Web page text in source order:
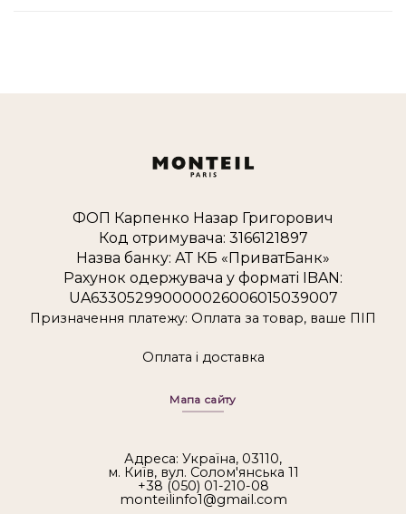
ФОП Карпенко Назар Григорович
Код отримувача: 3166121897
Назва банку: АТ КБ «ПриватБанк»
Рахунок одержувача у форматі IBAN:
UA633052990000026006015039007
Призначення платежу: Оплата за товар, ваше ПІП
Оплата і доставка
Мапа сайту
Адреса: Україна, 03110,
м. Київ, вул. Солом'янська 11
+38 (050) 01-210-08
monteilinfo1@gmail.com